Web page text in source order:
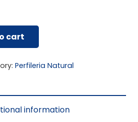
cart
Perfileria Natural
information